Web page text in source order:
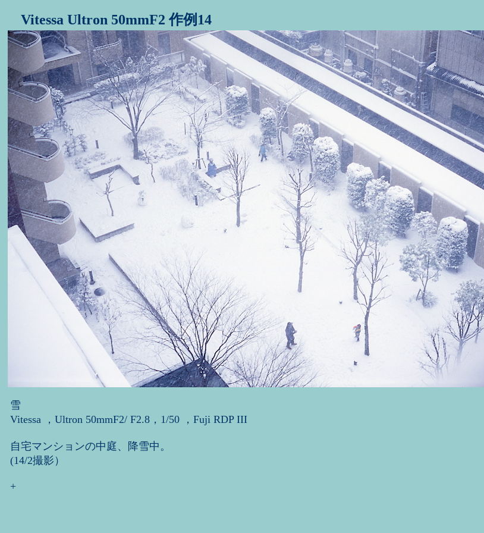
Vitessa Ultron 50mmF2 作例14
雪
Vitessa ，Ultron 50mmF2/ F2.8，1/50 ，Fuji RDP III
自宅マンションの中庭、降雪中。
(14/2撮影）
+